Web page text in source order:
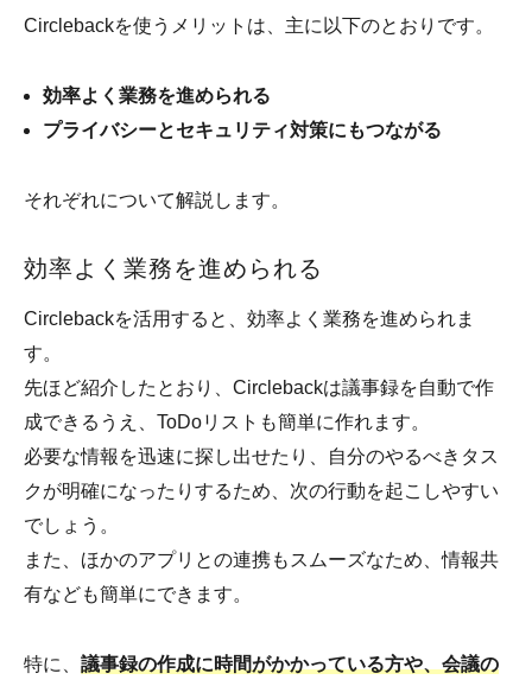
Circlebackを使うメリットは、主に以下のとおりです。
効率よく業務を進められる
プライバシーとセキュリティ対策にもつながる
それぞれについて解説します。
効率よく業務を進められる
Circlebackを活用すると、効率よく業務を進められま
す。
先ほど紹介したとおり、Circlebackは議事録を自動で作
成できるうえ、ToDoリストも簡単に作れます。
必要な情報を迅速に探し出せたり、自分のやるべきタス
クが明確になったりするため、次の行動を起こしやすい
でしょう。
また、ほかのアプリとの連携もスムーズなため、情報共
有なども簡単にできます。
特に、 議事録の作成に時間がかかっている方や、会議の